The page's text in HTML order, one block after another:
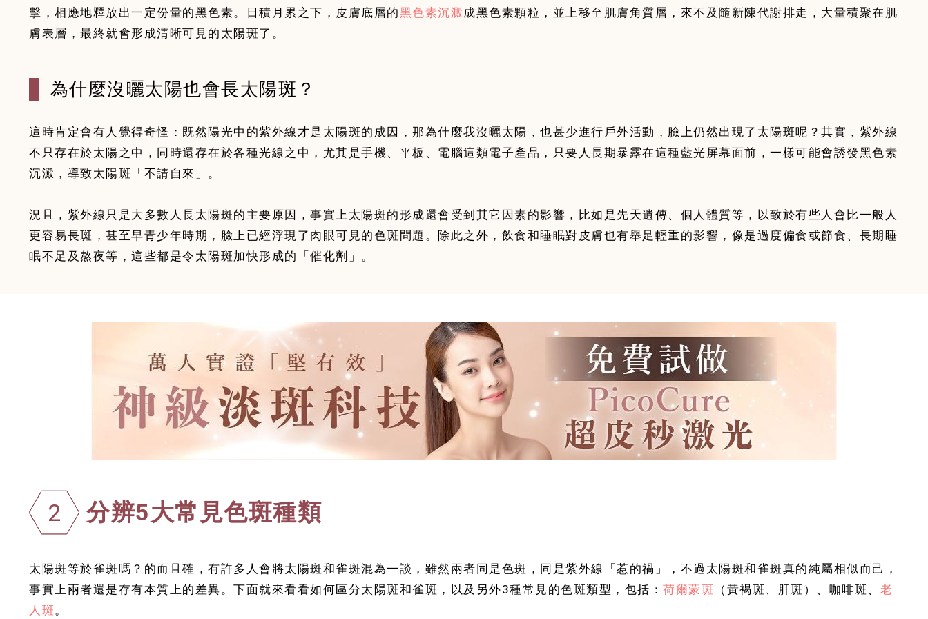
擊，相應地釋放出一定份量的黑色素。日積月累之下，皮膚底層的黑色素沉澱成黑色素顆粒，並上移至肌膚角質層，來不及隨新陳代謝排走，大量積聚在肌
膚表層，最終就會形成清晰可見的太陽斑了。
為什麼沒曬太陽也會長太陽斑？
這時肯定會有人覺得奇怪：既然陽光中的紫外線才是太陽斑的成因，那為什麼我沒曬太陽，也甚少進行戶外活動，臉上仍然出現了太陽斑呢？其實，紫外線
不只存在於太陽之中，同時還存在於各種光線之中，尤其是手機、平板、電腦這類電子產品，只要人長期暴露在這種藍光屏幕面前，一樣可能會誘發黑色素
沉澱，導致太陽斑「不請自來」。
況且，紫外線只是大多數人長太陽斑的主要原因，事實上太陽斑的形成還會受到其它因素的影響，比如是先天遺傳、個人體質等，以致於有些人會比一般人
更容易長斑，甚至早青少年時期，臉上已經浮現了肉眼可見的色斑問題。除此之外，飲食和睡眠對皮膚也有舉足輕重的影響，像是過度偏食或節食、長期睡
眠不足及熬夜等，這些都是令太陽斑加快形成的「催化劑」。
2 分辨5大常見色斑種類
太陽斑等於雀斑嗎？的而且確，有許多人會將太陽斑和雀斑混為一談，雖然兩者同是色斑，同是紫外線「惹的禍」，不過太陽斑和雀斑真的純屬相似而己，
事實上兩者還是存有本質上的差異。下面就來看看如何區分太陽斑和雀斑，以及另外3種常見的色斑類型，包括： 荷爾蒙斑 （黃褐斑、肝斑）、咖啡斑、 老
人斑。